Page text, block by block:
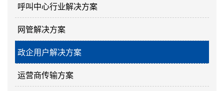
呼叫中心行业解决方案
网管解决方案
政企用户解决方案
运营商传输方案